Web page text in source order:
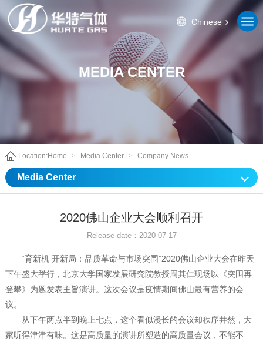
Chinese
MEDIA CENTER
Location:Home > Media Center > Company News
Media Center
2020佛山企业大会顺利召开
Release date：2020-07-17
“育新机 开新局：品质革命与市场突围”2020佛山企业大会在昨天
下午盛大举行，北京大学国家发展研究院教授周其仁现场以《突围再
登攀》为题发表主旨演讲。这次会议是疫情期间佛山最有营养的会
议。
从下午两点半到晚上七点，这个看似漫长的会议却秩序井然，大
家听得津津有味。这是高质量的演讲所塑造的高质量会议，不能不